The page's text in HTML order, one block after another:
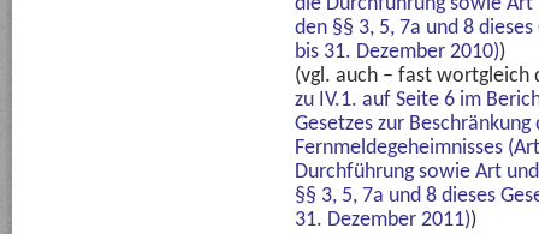
den §§ 3, 5, 7a und 8
bis 31. Dezember 2010))
(vgl. auch – fast
zu IV.1. auf Seite 6 im
Gesetzes zur
Fernmeldegeheimnisses
Durchführung sowie Art
§§ 3, 5, 7a und 8 dieses
31. Dezember 2011))